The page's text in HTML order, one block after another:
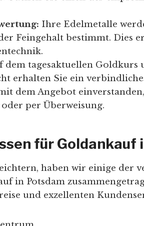
Ihre Edelmetalle
Feingehalt bestimmt. Dies
dem tagesaktuellen
erhalten Sie ein
dem Angebot
per Überweisung.
für Goldankauf
haben wir einige der
in Potsdam
und exzellenten